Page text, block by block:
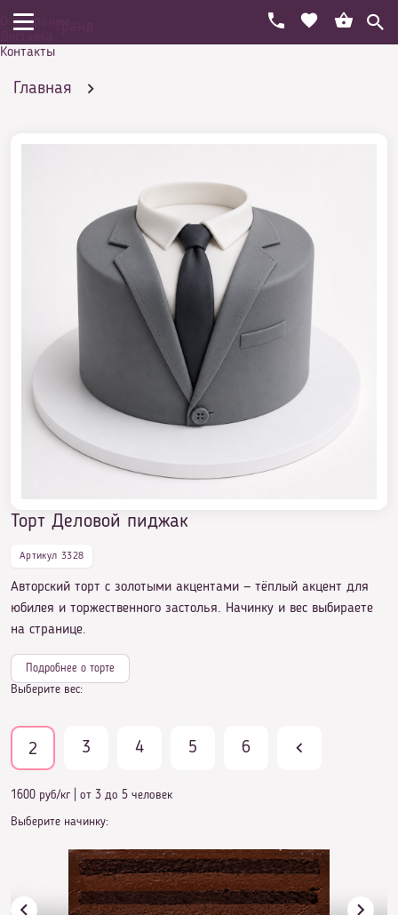
О компании
Контакты
Главная
Праздничный торт на день рождения
Необычные
Торт в виде мужского костюма
Торт Деловой пиджак
Торт Деловой пиджак
Артикул 3328
Авторский торт с золотыми акцентами — тёплый акцент для
юбилея и торжественного застолья. Начинку и вес выбираете
на странице.
Подробнее о торте
Выберите вес:
2 3 4 5 6
1600 руб/кг от 3 до 5 человек
Выберите начинку: